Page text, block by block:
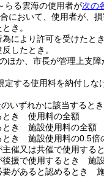
らる雲海の使用者が次の
において、使用者が、
き。
により許可を受けたとき
したとき。
ほか、市長が管理上支障
定する使用料を納付しな
のいずれかに該当するとき
とき 使用料の全額
とき 施設使用料の全額
とき 施設使用料の0.5倍
主催又は共催で使用す
後援で使用するとき 施
要があると認めるとき